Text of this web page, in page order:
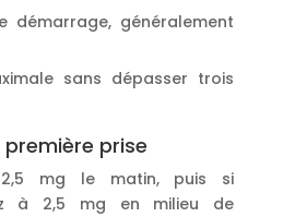
démarrage, généralement
sans dépasser trois
prise
2,5 mg le matin, puis si
à 2,5 mg en milieu de